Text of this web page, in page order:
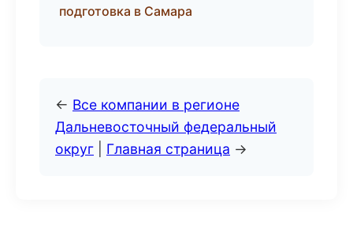
подготовка в Самара
← Все компании в регионе
Дальневосточный федеральный
округ
Главная страница →